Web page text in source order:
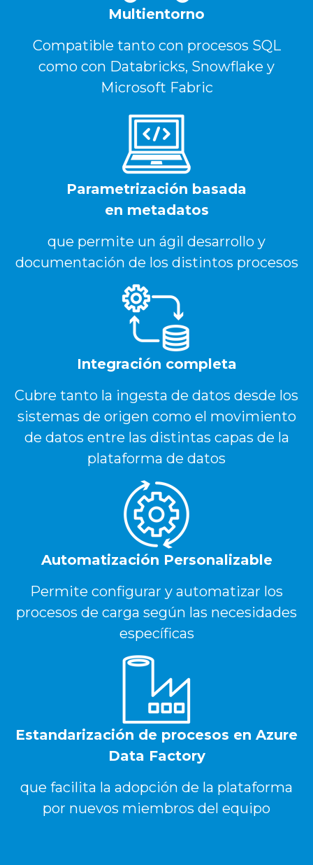
Multientorno
Compatible tanto con procesos SQL
como con Databricks, Snowflake y
Microsoft Fabric
Parametrización basada
en metadatos
que permite un ágil desarrollo y
documentación de los distintos procesos
Integración completa
Cubre tanto la ingesta de datos desde los
sistemas de origen como el movimiento
de datos entre las distintas capas de la
plataforma de datos
Automatización Personalizable
Permite configurar y automatizar los
procesos de carga según las necesidades
específicas
Estandarización de procesos en Azure
Data Factory
que facilita la adopción de la plataforma
por nuevos miembros del equipo